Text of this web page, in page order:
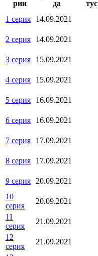
рии
да
тус
1 серия 14.09.2021
2 серия
14.09.2021
3 серия
15.09.2021
4 серия
15.09.2021
5 серия
16.09.2021
6 серия
16.09.2021
7 серия
17.09.2021
8 серия
17.09.2021
9 серия
20.09.2021
10
серия
20.09.2021
11
серия
21.09.2021
12
серия
21.09.2021